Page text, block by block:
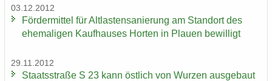
03.12.2012
För­der­mit­tel für Alt­las­ten­sa­nie­rung am Stand­ort des
ehe­ma­li­gen Kauf­hau­ses Hor­ten in Plau­en be­wil­ligt
29.11.2012
Staats­stra­ße S 23 kann öst­lich von Wur­zen aus­ge­baut